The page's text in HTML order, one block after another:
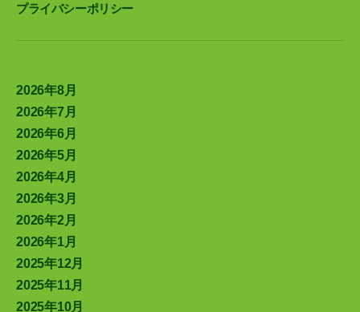
プライバシーポリシー
2026年8月
2026年7月
2026年6月
2026年5月
2026年4月
2026年3月
2026年2月
2026年1月
2025年12月
2025年11月
2025年10月